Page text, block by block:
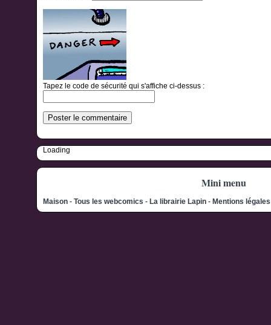
Tapez le code de sécurité qui s'affiche ci-dessus :
Loading
Mini menu
Maison - Tous les webcomics - La librairie Lapin - Mentions